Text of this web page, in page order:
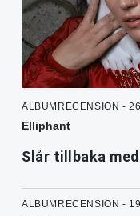
ALBUMRECENSION -
Elliphant
Slår tillbaka
ALBUMRECENSION -